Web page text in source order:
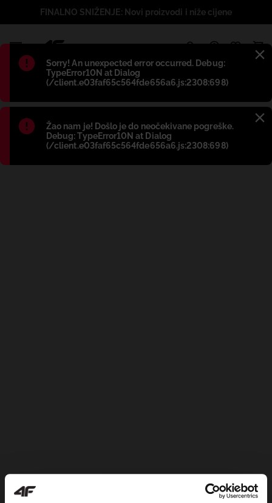
Błąd:
Sorry! An unexpected error occurred. Debug:
TypeError10N at Dialog
(/client.e03faf65c564fde656a6.js:2308:698)
Błąd:
Žao nam je! Došlo je do neočekivane pogreške.
Debug: TypeError10N at Dialog
(/client.e03faf65c564fde656a6.js:2308:698)
FINALNO SNIŽENJE: Novi proizvodi i niže cijene